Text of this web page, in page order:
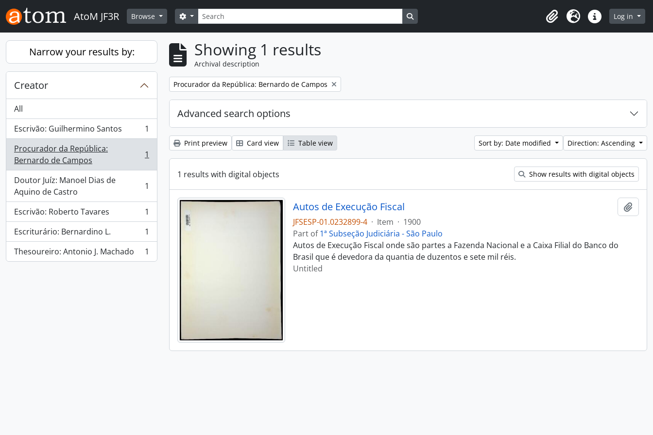
Skip to main content
AtoM JF3R Browse Search
Search options
ClipboardLanguageQuick linksLog in
Narrow your results by:
Creator
All
Escrivão: Guilhermino Santos
, 1 results
1
Procurador da República:
Bernardo de Campos
, 1 results 1
Doutor Juíz: Manoel Dias de
Aquino de Castro
, 1 results 1
Escrivão: Roberto Tavares
, 1 results
1
Escriturário: Bernardino L.
, 1 results
1
Thesoureiro: Antonio J. Machado
, 1 results 1
Showing 1 results
Archival description
Remove filter:
Procurador da República: Bernardo de Campos
Advanced search options
Print preview Card view Table view Sort by: Date modified Direction: Ascending
1 results with digital objects Show results with digital objects
Autos de Execução Fiscal
JFSESP-01.0232899-4 · Item · 1900
Part of1ª Subseção Judiciária - São Paulo
Autos de Execução Fiscal onde são partes a Fazenda Nacional e a Caixa Filial do Banco do
Brasil que é devedora da quantia de duzentos e sete mil réis.
Untitled